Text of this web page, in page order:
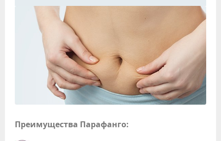
Преимущества Парафанго: